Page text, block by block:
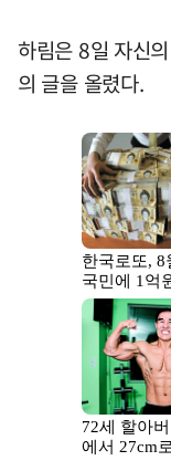
하림은 8일 자신
의 글을 올렸다.